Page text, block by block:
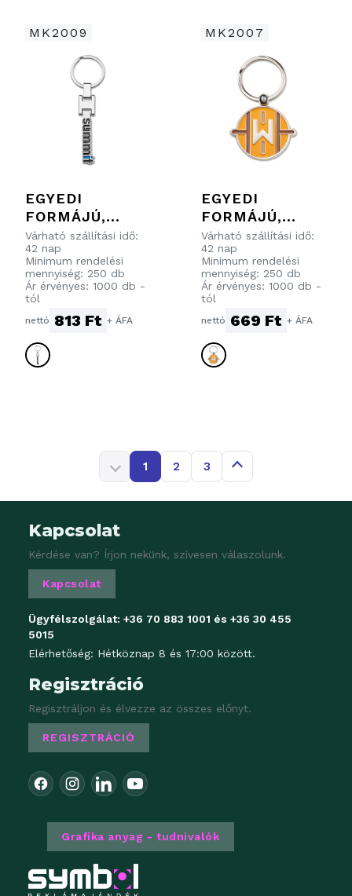
MK2009
EGYEDI
FORMÁJÚ,
BEVONT CINK
ÖTVÖZET
KULCSTARTÓ
LENGŐ
MECHANIZMUS
SAL ÉS LÁGY
FESTETT
ZOMÁNCOZOTT
Várható szállítási idő:
42 nap
Minimum rendelési
mennyiség: 250 db
Ár érvényes: 1000 db -
tól
nettó 813 Ft + ÁFA
MK2007
EGYEDI
FORMÁJÚ,
BEVONT CINK
ÖTVÖZET
KULCSTARTÓ
PÖRGETHETŐ
KARIKÁVAL ÉS
LÁGY FESTETT
ZOMÁNCOZOTT
LOGÓ
Várható szállítási idő:
42 nap
Minimum rendelési
mennyiség: 250 db
Ár érvényes: 1000 db -
tól
nettó 669 Ft + ÁFA
1 2 3
Kapcsolat
Kérdése van? Írjon nekünk, szívesen válaszolunk.
Kapcsolat
Ügyfélszolgálat: +36 70 883 1001 és +36 30 455
5015
Elérhetőség: Hétköznap 8 és 17:00 között.
Regisztráció
Regisztráljon és élvezze az összes előnyt.
REGISZTRÁCIÓ
Grafika anyag - tudnivalók